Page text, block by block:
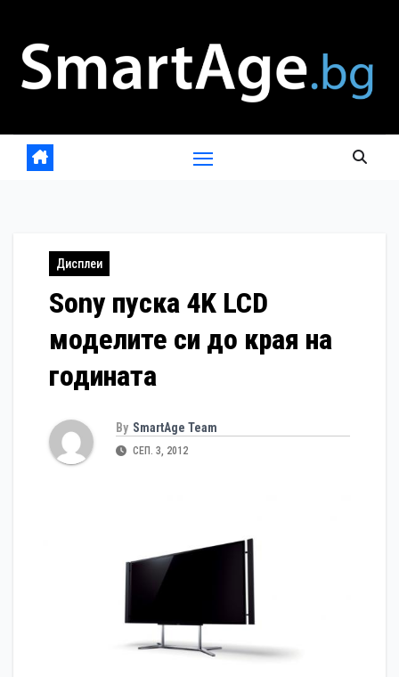
content
Дисплеи
Sony пуска 4K LCD
моделите си до края на
годината
By SmartAge Team
СЕП. 3, 2012